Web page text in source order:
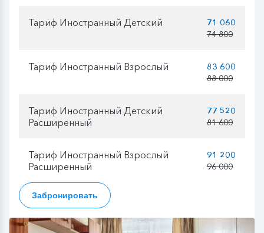
Тариф Иностранный Детский
71 060
74 800
Тариф Иностранный Взрослый
83 600
88 000
Тариф Иностранный Детский
Расширенный
77 520
81 600
Тариф Иностранный Взрослый
Расширенный
91 200
96 000
Забронировать